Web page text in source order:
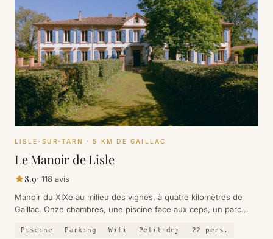
LISLE-SUR-TARN · 5 KM DE GAILLAC
Le Manoir de Lisle
8.9· 118 avis
Manoir du XIXe au milieu des vignes, à quatre kilomètres de
Gaillac. Onze chambres, une piscine face aux ceps, un parc
et salle de réception, mais pas de restaurant.
Piscine Parking Wifi Petit-dej 22 pers.